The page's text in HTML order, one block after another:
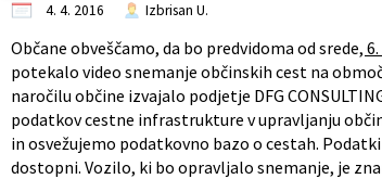
4. 4. 2016 Izbrisan U.
Občane obveščamo, da bo predvidoma od srede,
potekalo video snemanje občinskih cest na
naročilu občine izvajalo podjetje DFG
podatkov cestne infrastrukture v upravljanju
in osvežujemo podatkovno bazo o cestah.
dostopni. Vozilo, ki bo opravljalo snemanje, je
Nadzorni odbor
Civilna zaščita
Svet za preventivo in vzgojo v cestnem prometu
Odbori in komisije
Seznanitev z obdelavo osebnih podatkov
Integriteta in preprečevanje korupcije
Investicije in projekti
Zdravstvo in socialno varstvo
Gospodarstvo in kmetijstvo
Lokacije defibrilatorjev (AED)
Občinsko glasilo